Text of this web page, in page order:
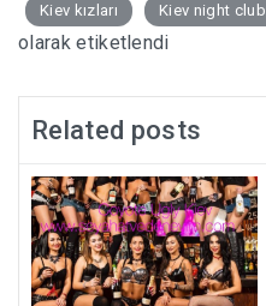
Kiev kızları
Kiev night club
olarak etiketlendi
Related posts